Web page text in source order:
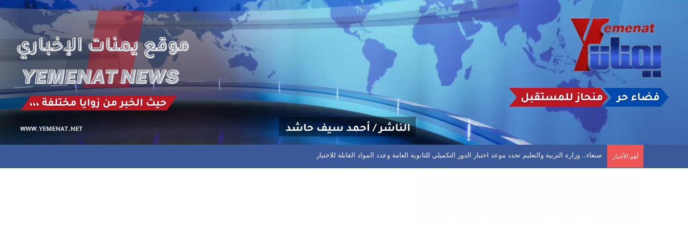
أهم الأخبار صنعاء.. وزارة التربية والتعليم تحدد موعد اختبار الدور التكميلي للثانوية العامة وعدد المواد القابلة للاختبار